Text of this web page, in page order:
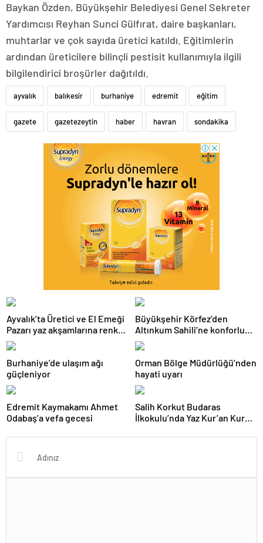
Baykan Özden, Büyükşehir Belediyesi Genel Sekreter
Yardımcısı Reyhan Sunci Gülfırat, daire başkanları,
muhtarlar ve çok sayıda üretici katıldı. Eğitimlerin
ardından üreticilere bilinçli pestisit kullanımıyla ilgili
bilgilendirici broşürler dağıtıldı.
ayvalık balıkesir burhaniye edremit eğitim
gazete gazetezeytin haber havran sondakika
Ayvalık’ta Üretici ve El Emeği
Pazarı yaz akşamlarına renk
katıyor
Büyükşehir Körfez’den
Altınkum Sahili’ne konforlu
dokunuş:
Burhaniye’de ulaşım ağı
güçleniyor
Orman Bölge Müdürlüğü’nden
hayati uyarı
Edremit Kaymakamı Ahmet
Odabaş’a vefa gecesi
Salih Korkut Budaras
İlkokulu’nda Yaz Kur’an Kursu